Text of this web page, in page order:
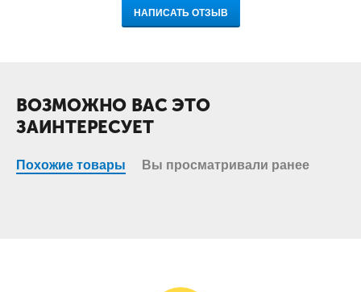
НАПИСАТЬ ОТЗЫВ
ВОЗМОЖНО ВАС ЭТО
ЗАИНТЕРЕСУЕТ
Похожие товары Вы просматривали ранее